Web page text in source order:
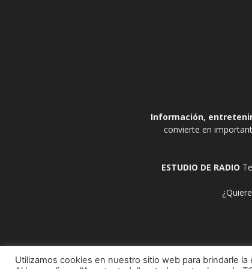
Información,
convierte en
ESTUDIO DE RADIO
Utilizamos cookies en nuestro sitio web para brindarle